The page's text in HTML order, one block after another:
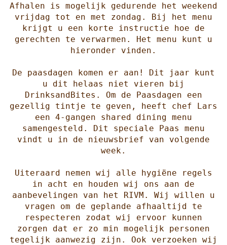
Afhalen is mogelijk gedurende het weekend
vrijdag tot en met zondag. Bij het menu
krijgt u een korte instructie hoe de
gerechten te verwarmen. Het menu kunt u
hieronder vinden.
De paasdagen komen er aan! Dit jaar kunt
u dit helaas niet vieren bij
DrinksandBites. Om de Paasdagen een
gezellig tintje te geven, heeft chef Lars
een 4-gangen shared dining menu
samengesteld. Dit speciale Paas menu
vindt u in de nieuwsbrief van volgende
week.
Uiteraard nemen wij alle hygiëne regels
in acht en houden wij ons aan de
aanbevelingen van het RIVM. Wij willen u
vragen om de geplande afhaaltijd te
respecteren zodat wij ervoor kunnen
zorgen dat er zo min mogelijk personen
tegelijk aanwezig zijn. Ook verzoeken wij